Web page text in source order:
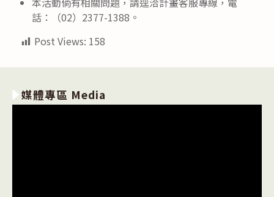
話：（02）2377-1388。
Post Views: 158
媒體專區 Media